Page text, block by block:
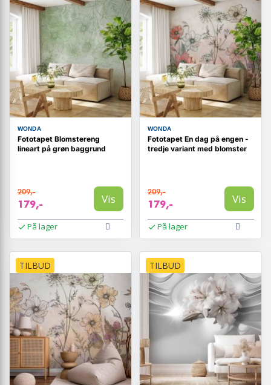
WONDA
Fototapet Blomstereng
lineart på grøn baggrund
209,-
179,- Vis
På lager
WONDA
Fototapet En dag på engen -
tredje variant med blomster
209,-
179,- Vis
På lager
TILBUD TILBUD